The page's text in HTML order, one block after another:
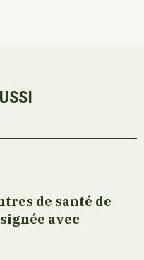
de santé de
avec